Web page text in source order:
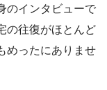
のインタビューで
の往復がほとんど
めったにありませ